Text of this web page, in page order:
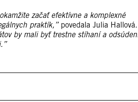
začať efektívne a komplexné
praktík,”povedala Julia Hallová.
by mali byť trestne stíhaní a